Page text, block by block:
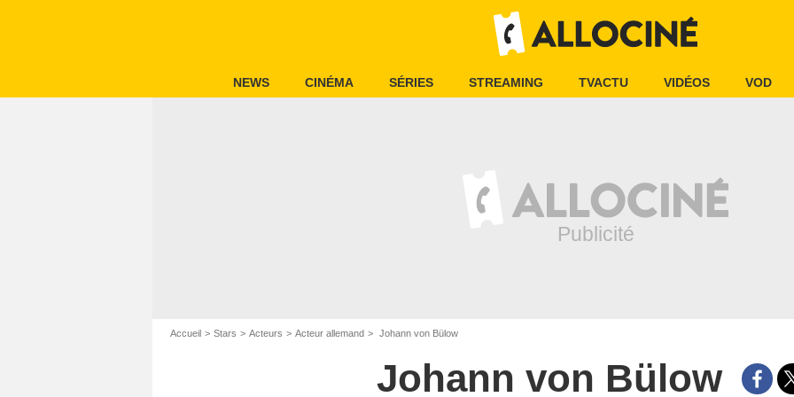
NEWS CINÉMA SÉRIES STREAMING TVACTU VIDÉOS VOD
Accueil Stars Acteurs Acteur allemand Johann von Bülow
Johann von Bülow